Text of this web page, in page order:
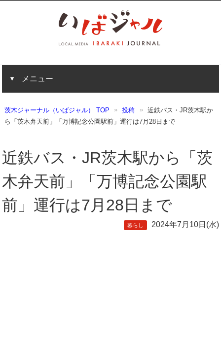
メニュー
茨木ジャーナル（いばジャル） TOP 投稿
近鉄バス・JR茨木駅か
ら「茨木弁天前」「万博記念公園駅前」運行は7月28日まで
近鉄バス・JR茨木駅から「茨
木弁天前」「万博記念公園駅
前」運行は7月28日まで
暮らし 2024年7月10日(水)